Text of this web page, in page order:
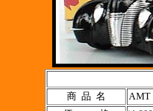
商 品 名
AMT